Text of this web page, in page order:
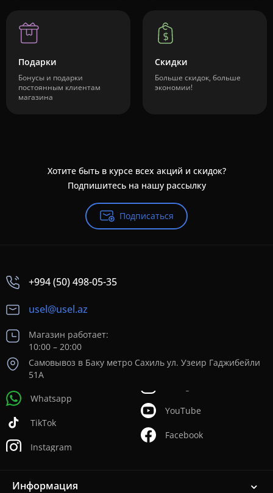
Подарки
Бонусы и подарки
постоянным клиентам
магазина
Скидки
Больше скидок, больше
экономии!
Хотите быть в курсе всех акций и скидок?
Подпишитесь на нашу рассылку
Подписаться
+994 (50) 498-05-35
usel@usel.az
Магазин работает:
10:00 – 20:00
Самовывоз в Баку метро Сахиль ул. Узеир Гаджибейли
51А
Whatsapp
TikTok
Instagram
YouTube
Facebook
Информация